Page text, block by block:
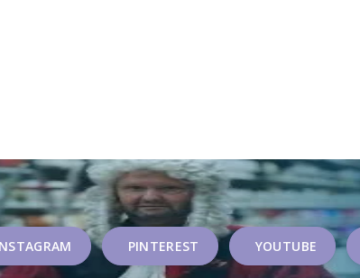
PINTEREST YOUTUBE